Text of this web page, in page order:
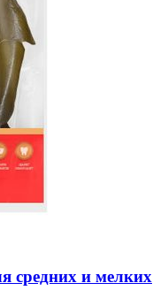
средних и мелких